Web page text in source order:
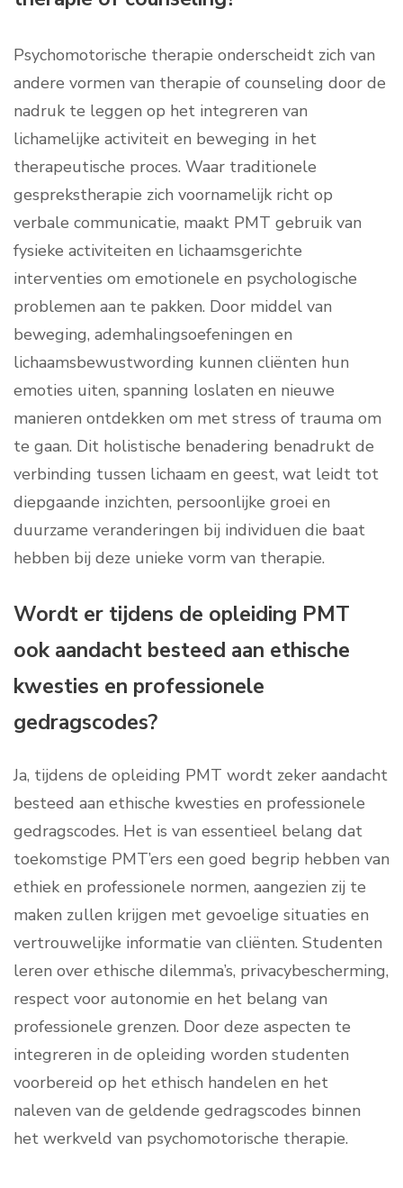
Psychomotorische therapie onderscheidt zich van
andere vormen van therapie of counseling door de
nadruk te leggen op het integreren van
lichamelijke activiteit en beweging in het
therapeutische proces. Waar traditionele
gesprekstherapie zich voornamelijk richt op
verbale communicatie, maakt PMT gebruik van
fysieke activiteiten en lichaamsgerichte
interventies om emotionele en psychologische
problemen aan te pakken. Door middel van
beweging, ademhalingsoefeningen en
lichaamsbewustwording kunnen cliënten hun
emoties uiten, spanning loslaten en nieuwe
manieren ontdekken om met stress of trauma om
te gaan. Dit holistische benadering benadrukt de
verbinding tussen lichaam en geest, wat leidt tot
diepgaande inzichten, persoonlijke groei en
duurzame veranderingen bij individuen die baat
hebben bij deze unieke vorm van therapie.
Wordt er tijdens de opleiding PMT
ook aandacht besteed aan ethische
kwesties en professionele
gedragscodes?
Ja, tijdens de opleiding PMT wordt zeker aandacht
besteed aan ethische kwesties en professionele
gedragscodes. Het is van essentieel belang dat
toekomstige PMT’ers een goed begrip hebben van
ethiek en professionele normen, aangezien zij te
maken zullen krijgen met gevoelige situaties en
vertrouwelijke informatie van cliënten. Studenten
leren over ethische dilemma’s, privacybescherming,
respect voor autonomie en het belang van
professionele grenzen. Door deze aspecten te
integreren in de opleiding worden studenten
voorbereid op het ethisch handelen en het
naleven van de geldende gedragscodes binnen
het werkveld van psychomotorische therapie.